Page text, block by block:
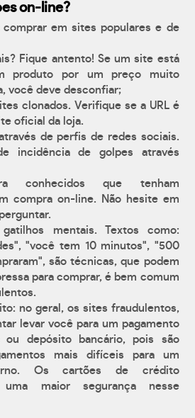
on-line?
comprar em sites populares e de
Fique antento! Se um site está
produto por um preço muito
você deve desconfiar;
clonados. Verifique se a URL é
oficial da loja.
de perfis de redes sociais.
incidência de golpes através
conhecidos que tenham
compra on-line. Não hesite em
mentais. Textos como:
"você tem 10 minutos", "500
são técnicas, que podem
para comprar, é bem comum
no geral, os sites fraudulentos,
levar você para um pagamento
depósito bancário, pois são
mais difíceis para um
Os cartões de crédito
uma maior segurança nesse